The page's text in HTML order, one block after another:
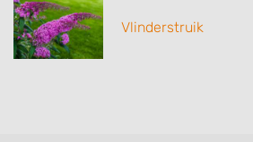
Vlinderstruik